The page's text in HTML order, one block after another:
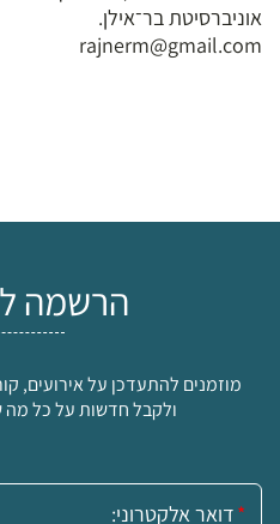
אוניברסיטת בר־אילן.
rajnerm@gmail.com
הרשמה
מוזמנים להתעדכן על אירועים,
ולקבל חדשות על כל מה
אימייל: